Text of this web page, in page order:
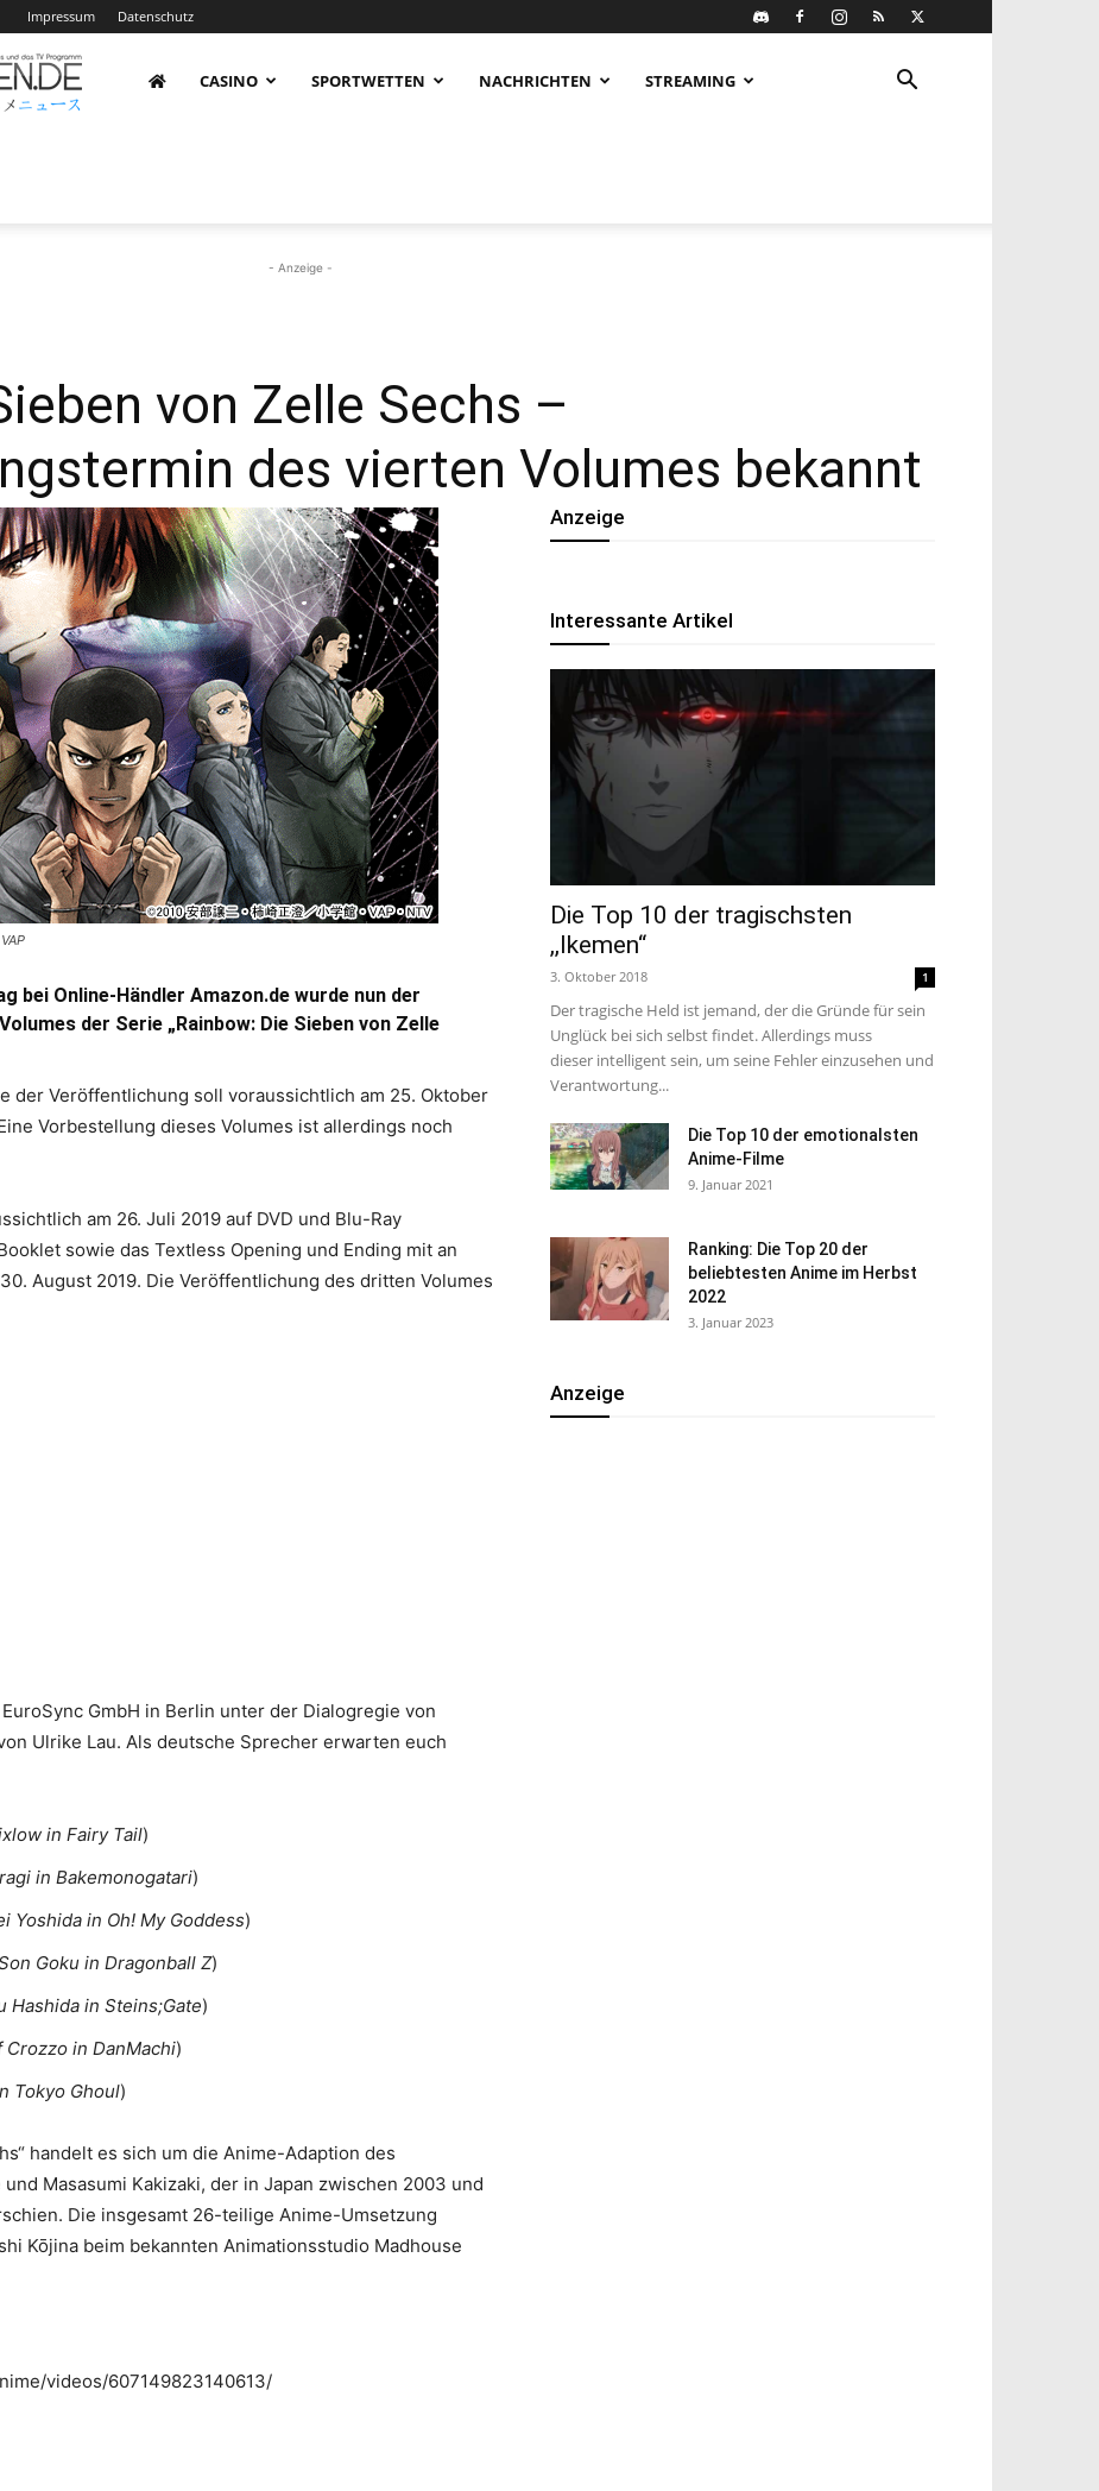
Impressum Datenschutz
AnimeNachrichten
rund
um
Anime,
Manga
und
CASINO SPORTWETTEN NACHRICHTEN STREAMING
- Anzeige -
von Zelle Sechs –
des vierten Volumes bekannt
bei Online-Händler Amazon.de wurde nun der
der Serie „Rainbow: Die Sieben von Zelle
der Veröffentlichung soll voraussichtlich am 25. Oktober
Vorbestellung dieses Volumes ist allerdings noch
am 26. Juli 2019 auf DVD und Blu-Ray
sowie das Textless Opening und Ending mit an
August 2019. Die Veröffentlichung des dritten Volumes
GmbH in Berlin unter der Dialogregie von
Ulrike Lau. Als deutsche Sprecher erwarten euch
in Fairy Tail)
in Bakemonogatari)
Yoshida in Oh! My Goddess)
Goku in Dragonball Z)
Hashida in Steins;Gate)
Crozzo in DanMachi)
Tokyo Ghoul)
“ handelt es sich um die Anime-Adaption des
Masasumi Kakizaki, der in Japan zwischen 2003 und
Die insgesamt 26-teilige Anime-Umsetzung
Kōjina beim bekannten Animationsstudio Madhouse
videos/607149823140613/
Anzeige
Interessante Artikel
Die Top 10 der tragischsten
,,Ikemen“
3. Oktober 2018 1
Der tragische Held ist jemand, der die Gründe für sein
Unglück bei sich selbst findet. Allerdings muss
dieser intelligent sein, um seine Fehler einzusehen und
Verantwortung...
Die Top 10 der emotionalsten
Anime-Filme
9. Januar 2021
Ranking: Die Top 20 der
beliebtesten Anime im Herbst
2022
3. Januar 2023
Anzeige